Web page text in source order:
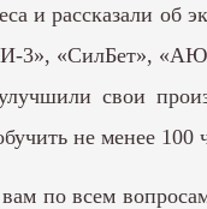
и рассказали об
ЖБИ-3», «СилБет»,
свои
не менее 100
по всем